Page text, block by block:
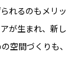
れるのもメリッ
が生まれ、新し
空間づくりも、